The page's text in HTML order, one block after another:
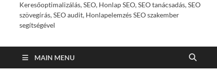
Keresőoptimalizálás, SEO, Honlap SEO, SEO tanácsadás, SEO
szövegírás, SEO audit, Honlapelemzés SEO szakember
segítségével
MAIN MENU